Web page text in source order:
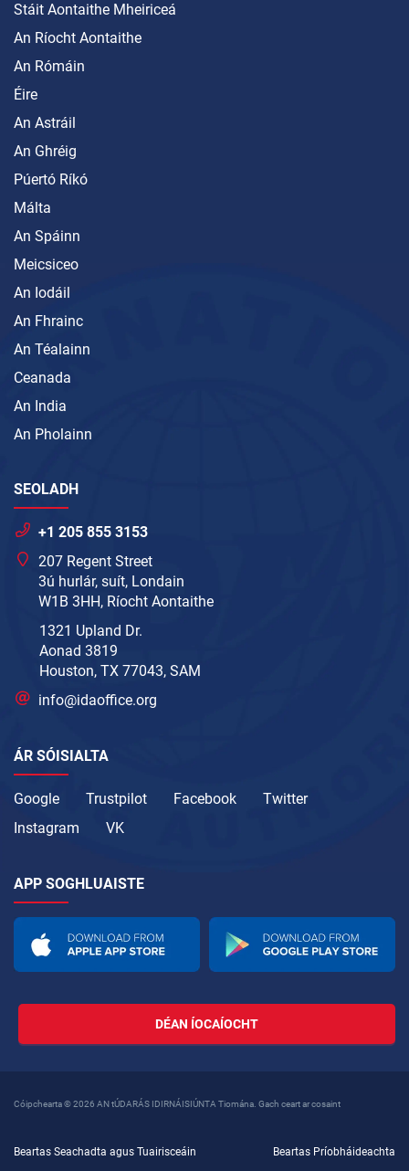
Stáit Aontaithe Mheiriceá
An Ríocht Aontaithe
An Rómáin
Éire
An Astráil
An Ghréig
Púertó Ríkó
Málta
An Spáinn
Meicsiceo
An Iodáil
An Fhrainc
An Téalainn
Ceanada
An India
An Pholainn
SEOLADH
+1 205 855 3153
207 Regent Street
3ú hurlár, suít, Londain
W1B 3HH, Ríocht Aontaithe
1321 Upland Dr.
Aonad 3819
Houston, TX 77043, SAM
info@idaoffice.org
ÁR SÓISIALTA
Google Trustpilot Facebook
Twitter
Instagram
VK
APP SOGHLUAISTE
DÉAN ÍOCAÍOCHT
Cóipchearta © 2026 AN tÚDARÁS IDIRNÁISIÚNTA Tiomána. Gach ceart ar cosaint
Beartas Seachadta agus Tuairisceáin Beartas Príobháideachta